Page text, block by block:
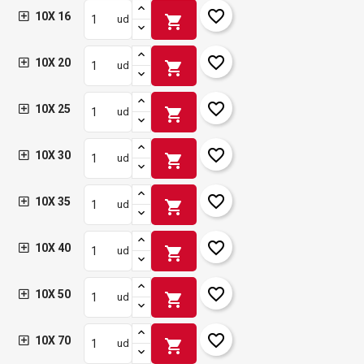
10X 16 ud shopping_cart favorite_border
10X 20 ud shopping_cart favorite_border
10X 25 ud shopping_cart favorite_border
10X 30 ud shopping_cart favorite_border
10X 35 ud shopping_cart favorite_border
10X 40 ud shopping_cart favorite_border
10X 50 ud shopping_cart favorite_border
10X 70 ud shopping_cart favorite_border